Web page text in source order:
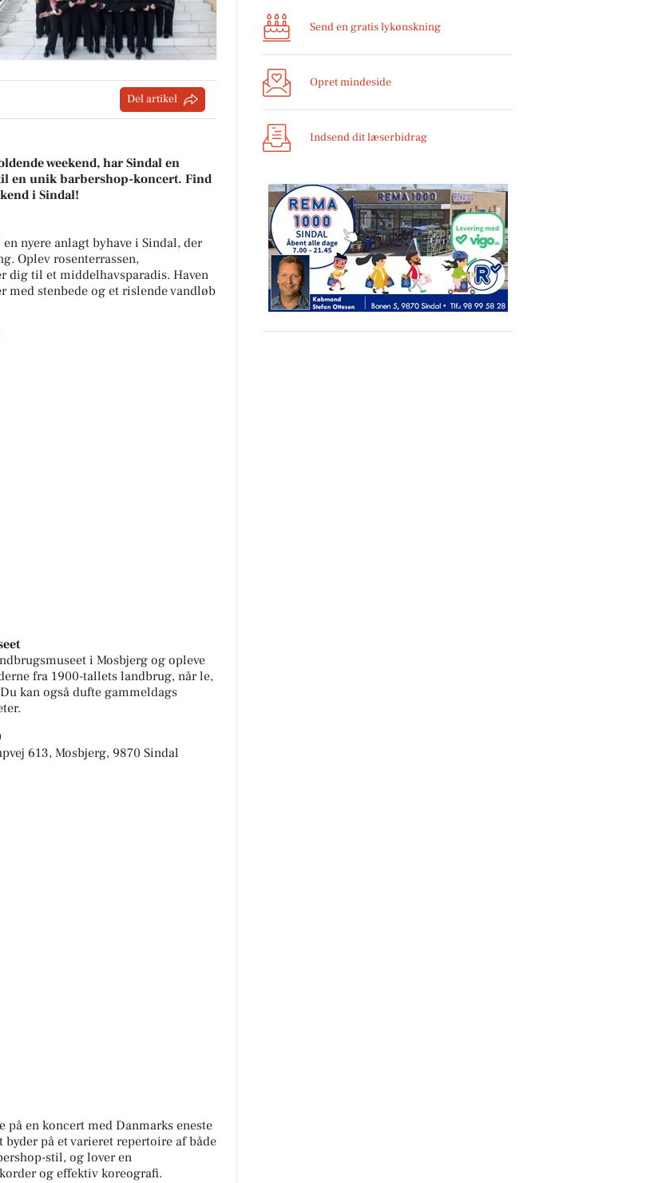
Del artikel
weekend, har Sindal en
en unik barbershop-koncert. Find
i Sindal!
nyere anlagt byhave i Sindal, der
Oplev rosenterrassen,
dig til et middelhavsparadis. Haven
med stenbede og et rislende vandløb
i Mosbjerg og opleve
fra 1900-tallets landbrug, når le,
kan også dufte gammeldags
613, Mosbjerg, 9870 Sindal
på en koncert med Danmarks eneste
på et varieret repertoire af både
stil, og lover en
og effektiv koreografi.
Send en gratis lykønskning
Opret mindeside
Indsend dit læserbidrag